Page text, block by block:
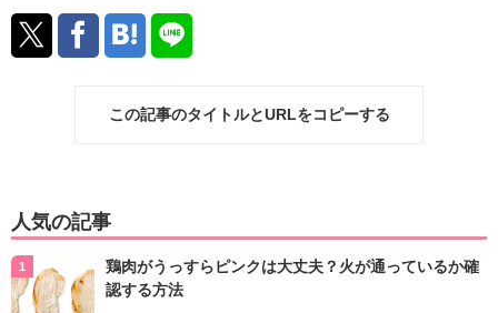
この記事のタイトルとURLをコピーする
人気の記事
鶏肉がうっすらピンクは大丈夫？火が通っているか確
認する方法